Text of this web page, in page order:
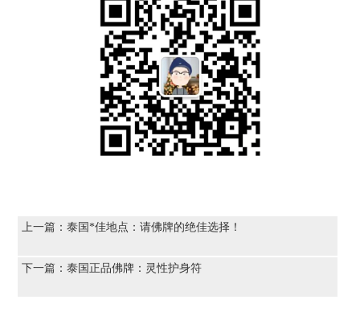
上一篇：泰国*佳地点：请佛牌的绝佳选择！
下一篇：泰国正品佛牌：灵性护身符